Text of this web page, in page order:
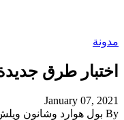
مدونة
اختبار طرق
January 07, 2021
By بول هوارد وشانون ويلش